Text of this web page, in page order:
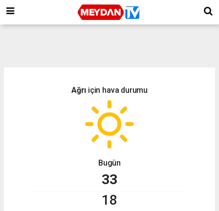
Ağrı için hava durumu
Bugün
33
18